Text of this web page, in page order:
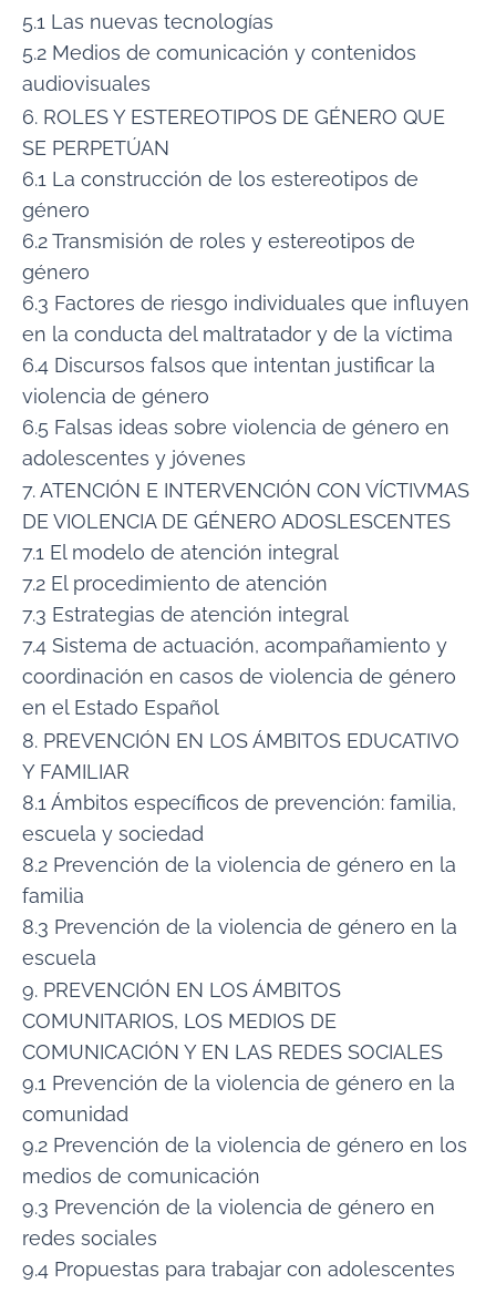
5.1 Las nuevas tecnologías
5.2 Medios de comunicación y contenidos
audiovisuales
6. ROLES Y ESTEREOTIPOS DE GÉNERO QUE
SE PERPETÚAN
6.1 La construcción de los estereotipos de
género
6.2 Transmisión de roles y estereotipos de
género
6.3 Factores de riesgo individuales que influyen
en la conducta del maltratador y de la víctima
6.4 Discursos falsos que intentan justificar la
violencia de género
6.5 Falsas ideas sobre violencia de género en
adolescentes y jóvenes
7. ATENCIÓN E INTERVENCIÓN CON VÍCTIVMAS
DE VIOLENCIA DE GÉNERO ADOSLESCENTES
7.1 El modelo de atención integral
7.2 El procedimiento de atención
7.3 Estrategias de atención integral
7.4 Sistema de actuación, acompañamiento y
coordinación en casos de violencia de género
en el Estado Español
8. PREVENCIÓN EN LOS ÁMBITOS EDUCATIVO
Y FAMILIAR
8.1 Ámbitos específicos de prevención: familia,
escuela y sociedad
8.2 Prevención de la violencia de género en la
familia
8.3 Prevención de la violencia de género en la
escuela
9. PREVENCIÓN EN LOS ÁMBITOS
COMUNITARIOS, LOS MEDIOS DE
COMUNICACIÓN Y EN LAS REDES SOCIALES
9.1 Prevención de la violencia de género en la
comunidad
9.2 Prevención de la violencia de género en los
medios de comunicación
9.3 Prevención de la violencia de género en
redes sociales
9.4 Propuestas para trabajar con adolescentes